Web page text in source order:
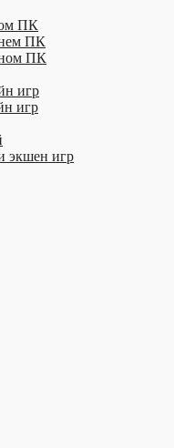
ПК
ПК
ПК
игр
игр
экшен игр